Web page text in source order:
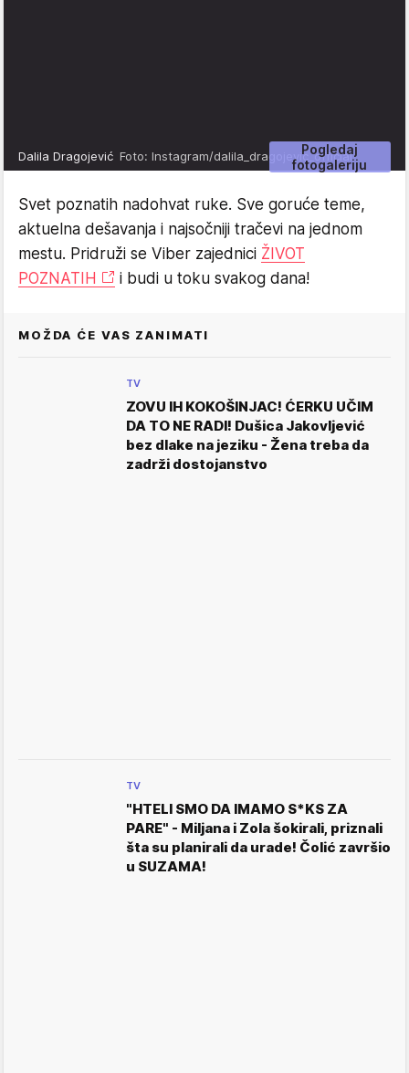
Pogledaj
fotogaleriju
Dalila Dragojević Foto: Instagram/dalila_dragojevic_official
Svet poznatih nadohvat ruke. Sve goruće teme,
aktuelna dešavanja i najsočniji tračevi na jednom
mestu. Pridruži se Viber zajednici ŽIVOT
POZNATIH
i budi u toku svakog dana!
MOŽDA ĆE VAS ZANIMATI
TV
ZOVU IH KOKOŠINJAC! ĆERKU UČIM
DA TO NE RADI! Dušica Jakovljević
bez dlake na jeziku - Žena treba da
zadrži dostojanstvo
TV
"HTELI SMO DA IMAMO S*KS ZA
PARE" - Miljana i Zola šokirali, priznali
šta su planirali da urade! Čolić završio
u SUZAMA!